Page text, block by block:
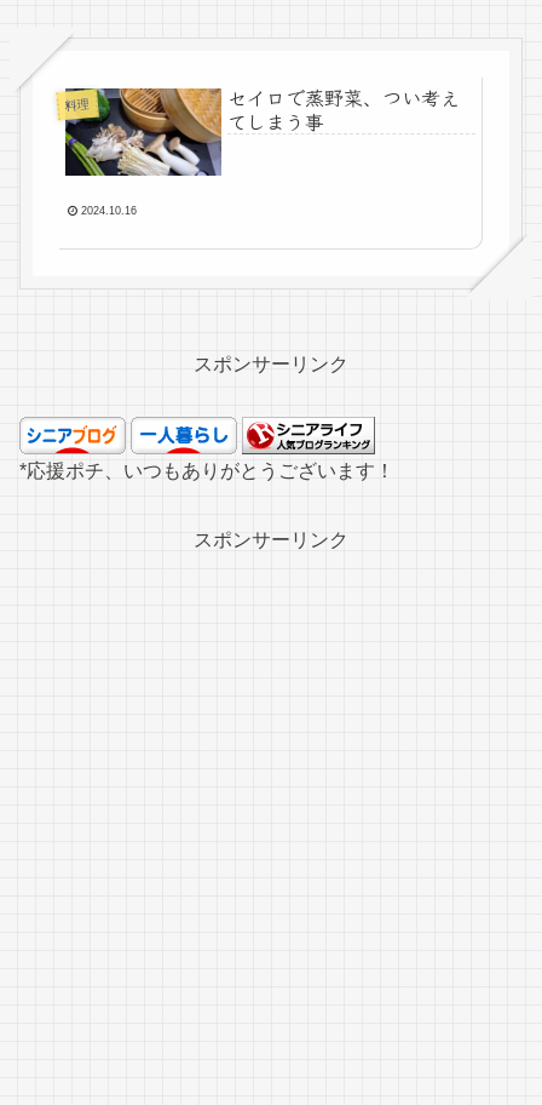
料理
セイロで蒸野菜、つい考え
てしまう事
2024.10.16
スポンサーリンク
*応援ポチ、いつもありがとうございます！
スポンサーリンク